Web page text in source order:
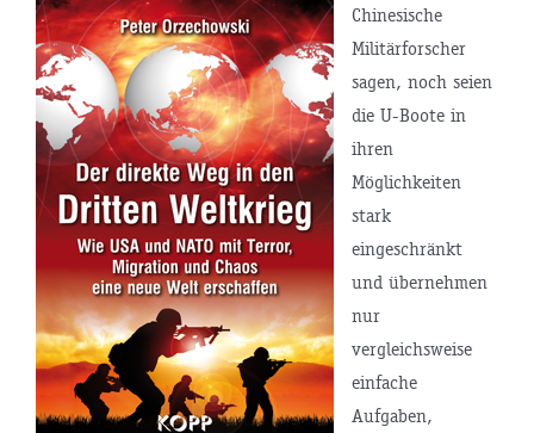
Chinesische
Militärforscher
sagen, noch seien
die U-Boote in
ihren
Möglichkeiten
stark
eingeschränkt
und übernehmen
nur
vergleichsweise
einfache
Aufgaben,